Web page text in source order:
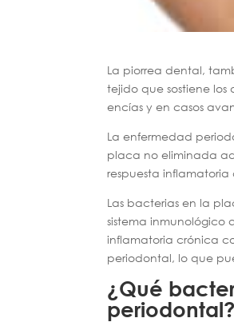
La piorrea dental,
tejido que sostiene
encías y en casos
La enfermedad
placa no eliminada
respuesta
Las bacterias en la
sistema inmunológico
inflamatoria crónica
periodontal, lo que
¿Qué
periodontal?